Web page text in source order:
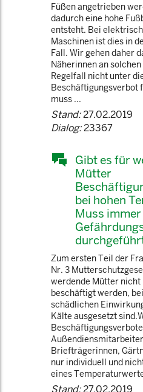
Füßen angetrieben
dadurch eine hohe
entsteht. Bei
Maschinen ist dies in
Fall. Wir gehen daher
Näherinnen an
Regelfall nicht unter
Beschäftigungsverbot
muss ...
Stand:27.02.2019
Dialog:23367
Gibt es für
Mütter
bei hohen
Muss immer
Zum ersten Teil der
Nr. 3
werdende Mütter
beschäftigt werden,
schädlichen
Kälte ausgesetzt
Briefträgerinnen,
nur individuell und
eines
Stand:27.02.2019